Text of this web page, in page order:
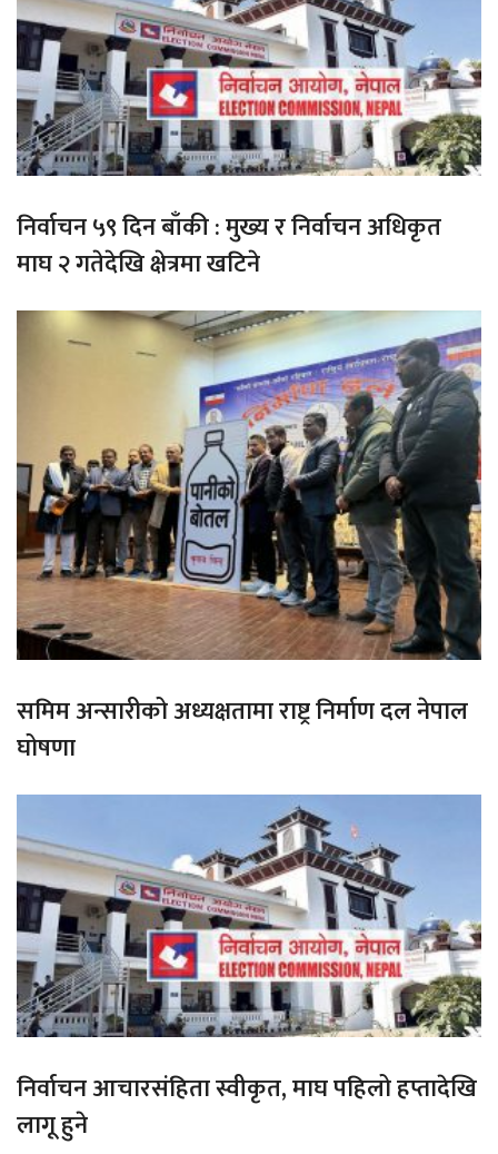
निर्वाचन ५९ दिन बाँकी : मुख्य र निर्वाचन अधिकृत
माघ २ गतेदेखि क्षेत्रमा खटिने
समिम अन्सारीको अध्यक्षतामा राष्ट्र निर्माण दल नेपाल
घोषणा
निर्वाचन आचारसंहिता स्वीकृत, माघ पहिलो हप्तादेखि
लागू हुने